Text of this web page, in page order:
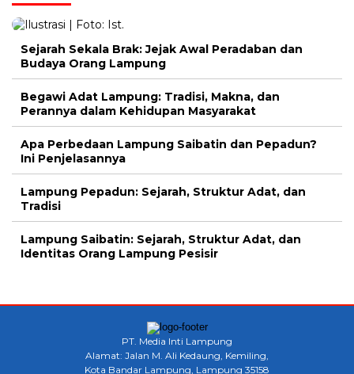
Sejarah Sekala Brak: Jejak Awal Peradaban dan
Budaya Orang Lampung
Begawi Adat Lampung: Tradisi, Makna, dan
Perannya dalam Kehidupan Masyarakat
Apa Perbedaan Lampung Saibatin dan Pepadun?
Ini Penjelasannya
Lampung Pepadun: Sejarah, Struktur Adat, dan
Tradisi
Lampung Saibatin: Sejarah, Struktur Adat, dan
Identitas Orang Lampung Pesisir
PT. Media Inti Lampung
Alamat: Jalan M. Ali Kedaung, Kemiling,
Kota Bandar Lampung, Lampung 35158